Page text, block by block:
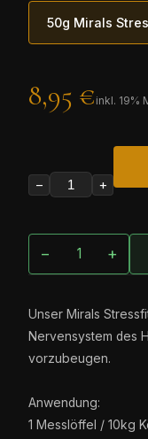
50g Mirals
8,95 € inkl. 19%
− +
− +
Unser Mirals
Nervensystem des
vorzubeugen.
Anwendung:
1 Messlöffel / 10kg